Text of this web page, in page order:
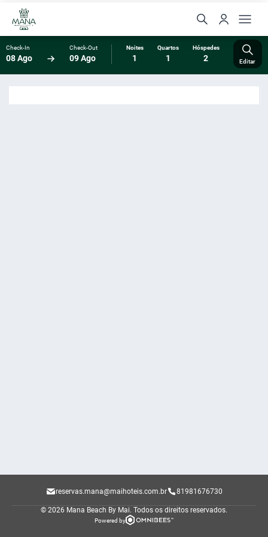
Check-In
08 Ago
Check-Out
09 Ago
Noites
1
Quartos
1
Hóspedes
2 Editar
reservas.mana@maihoteis.com.br 81981676730
© 2026 Mana Beach By Mai. Todos os direitos reservados.
Powered by